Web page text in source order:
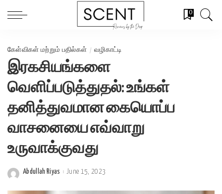
0
கேள்விகள் மற்றும் பதில்கள் வழிகாட்டி
இரகசியங்களை
வெளிப்படுத்துதல்: உங்கள்
தனித்துவமான கையொப்ப
வாசனையை எவ்வாறு
உருவாக்குவது
Posted
Abdullah Riyas June 15, 2023